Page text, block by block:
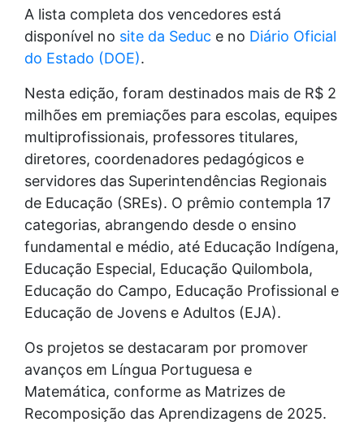
A lista completa dos vencedores está
disponível no site da Seduc e no Diário Oficial
do Estado (DOE).
Nesta edição, foram destinados mais de R$ 2
milhões em premiações para escolas, equipes
multiprofissionais, professores titulares,
diretores, coordenadores pedagógicos e
servidores das Superintendências Regionais
de Educação (SREs). O prêmio contempla 17
categorias, abrangendo desde o ensino
fundamental e médio, até Educação Indígena,
Educação Especial, Educação Quilombola,
Educação do Campo, Educação Profissional e
Educação de Jovens e Adultos (EJA).
Os projetos se destacaram por promover
avanços em Língua Portuguesa e
Matemática, conforme as Matrizes de
Recomposição das Aprendizagens de 2025.